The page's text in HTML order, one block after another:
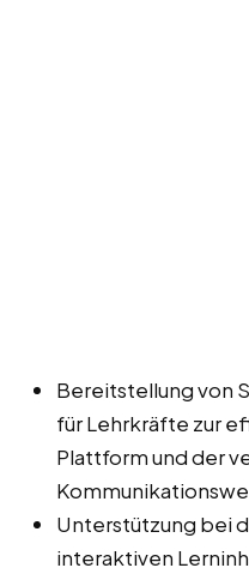
Bereitstellung von
für Lehrkräfte zur
Plattform und der
Unterstützung bei
interaktiven